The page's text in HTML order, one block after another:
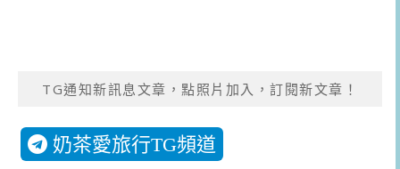
TG通知新訊息文章，點照片加入，訂閱新文章！
奶茶愛旅行TG頻道